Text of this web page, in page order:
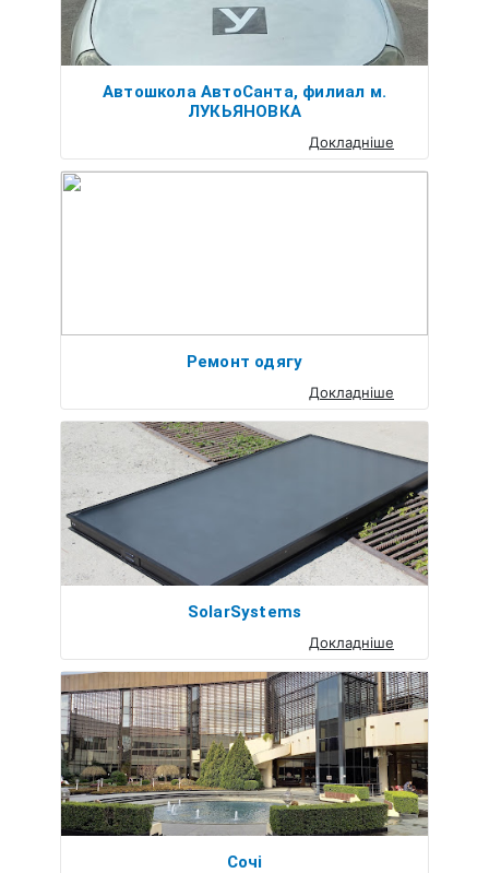
Автошкола АвтоСанта, филиал м.
ЛУКЬЯНОВКА
Докладніше
Ремонт одягу
Докладніше
SolarSystems
Докладніше
Сочі